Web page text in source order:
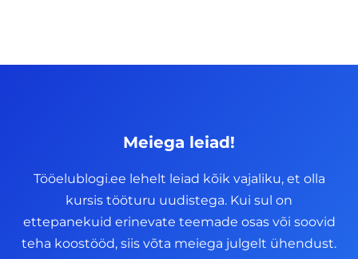
Meiega leiad!
Tööelublogi.ee lehelt leiad kõik vajaliku, et olla
kursis tööturu uudistega. Kui sul on
ettepanekuid erinevate teemade osas või soovid
teha koostööd, siis võta meiega julgelt ühendust.